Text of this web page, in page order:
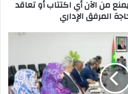
من الآن أي اكتتاب أو تعاقد
المرفق الإداري